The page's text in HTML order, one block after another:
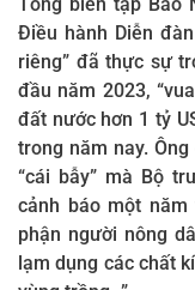
Điều hành Diễn
riêng” đã thực sự
đầu năm 2023,
đất nước hơn 1 tỷ
trong năm nay.
“cái bẫy” mà Bộ
cảnh báo một
phận người nông
lạm dụng các chất